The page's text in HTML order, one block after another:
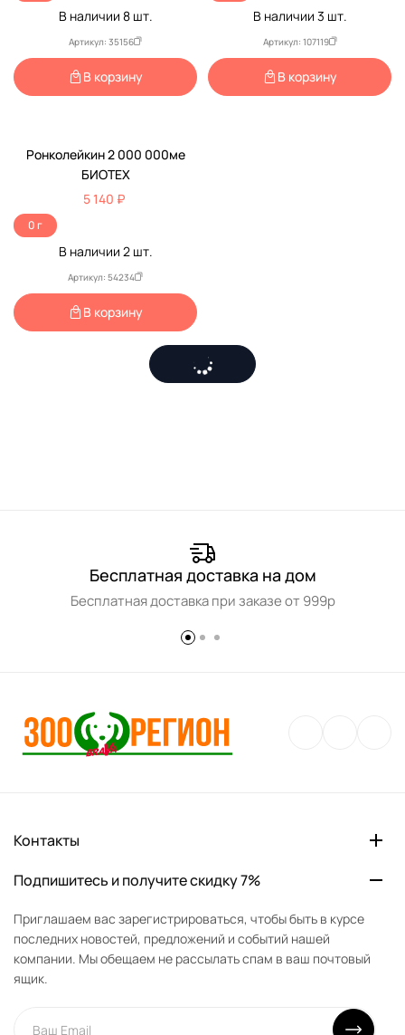
В наличии 8шт.
Артикул: 35156
В корзину
В наличии 3 шт.
Артикул: 107119
В корзину
Ронколейкин 2 000 000ме
БИОТЕХ
5 140 ₽
0 г
В наличии 2шт.
Артикул: 54234
В корзину
Бесплатная доставка на дом
Бесплатная доставка при заказе от 999р
Контакты
Подпишитесь и получите скидку 7%
Приглашаем вас зарегистрироваться, чтобы быть в курсе
последних новостей, предложений и событий нашей
компании. Мы обещаем не рассылать спам в ваш почтовый
ящик.